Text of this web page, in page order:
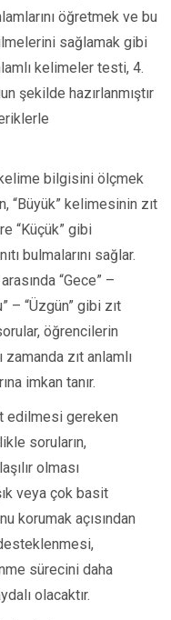
öğretmek ve bu
sağlamak gibi
kelimeler testi, 4.
şekilde hazırlanmıştır
bilgisini ölçmek
“Büyük” kelimesinin zıt
“Küçük” gibi
bulmalarını sağlar.
“Gece” –
– “Üzgün” gibi zıt
öğrencilerin
zamanda zıt anlamlı
imkan tanır.
edilmesi gereken
soruların,
olması
veya çok basit
korumak açısından
sürecini daha
olacaktır.